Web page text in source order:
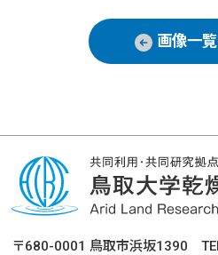
画像一
〒680-0001 鳥取市浜坂1390